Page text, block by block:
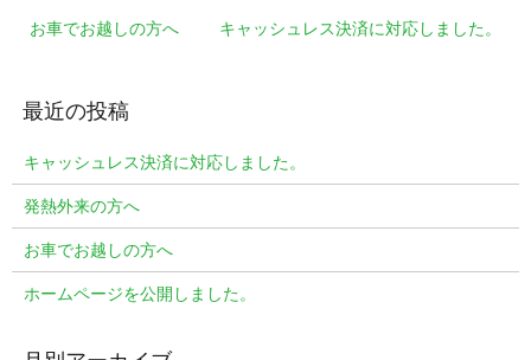
お車でお越しの方へ キャッシュレス決済に対応しました。
キャッシュレス決済に対応しました。
発熱外来の方へ
お車でお越しの方へ
ホームページを公開しました。